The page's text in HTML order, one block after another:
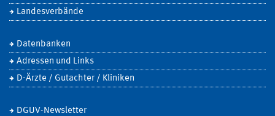
Landesverbände
Datenbanken
Adressen und Links
D-Ärzte / Gutachter / Kliniken
DGUV-Newsletter